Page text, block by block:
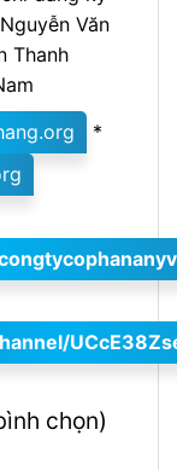
Văn
Thanh
*
chọn)